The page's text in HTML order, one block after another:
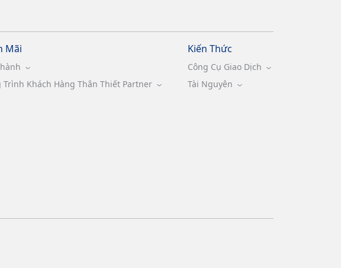
Mãi
Trình Khách Hàng Thân Thiết Partner
Kiến Thức
Công Cụ Giao Dịch
Tài Nguyên